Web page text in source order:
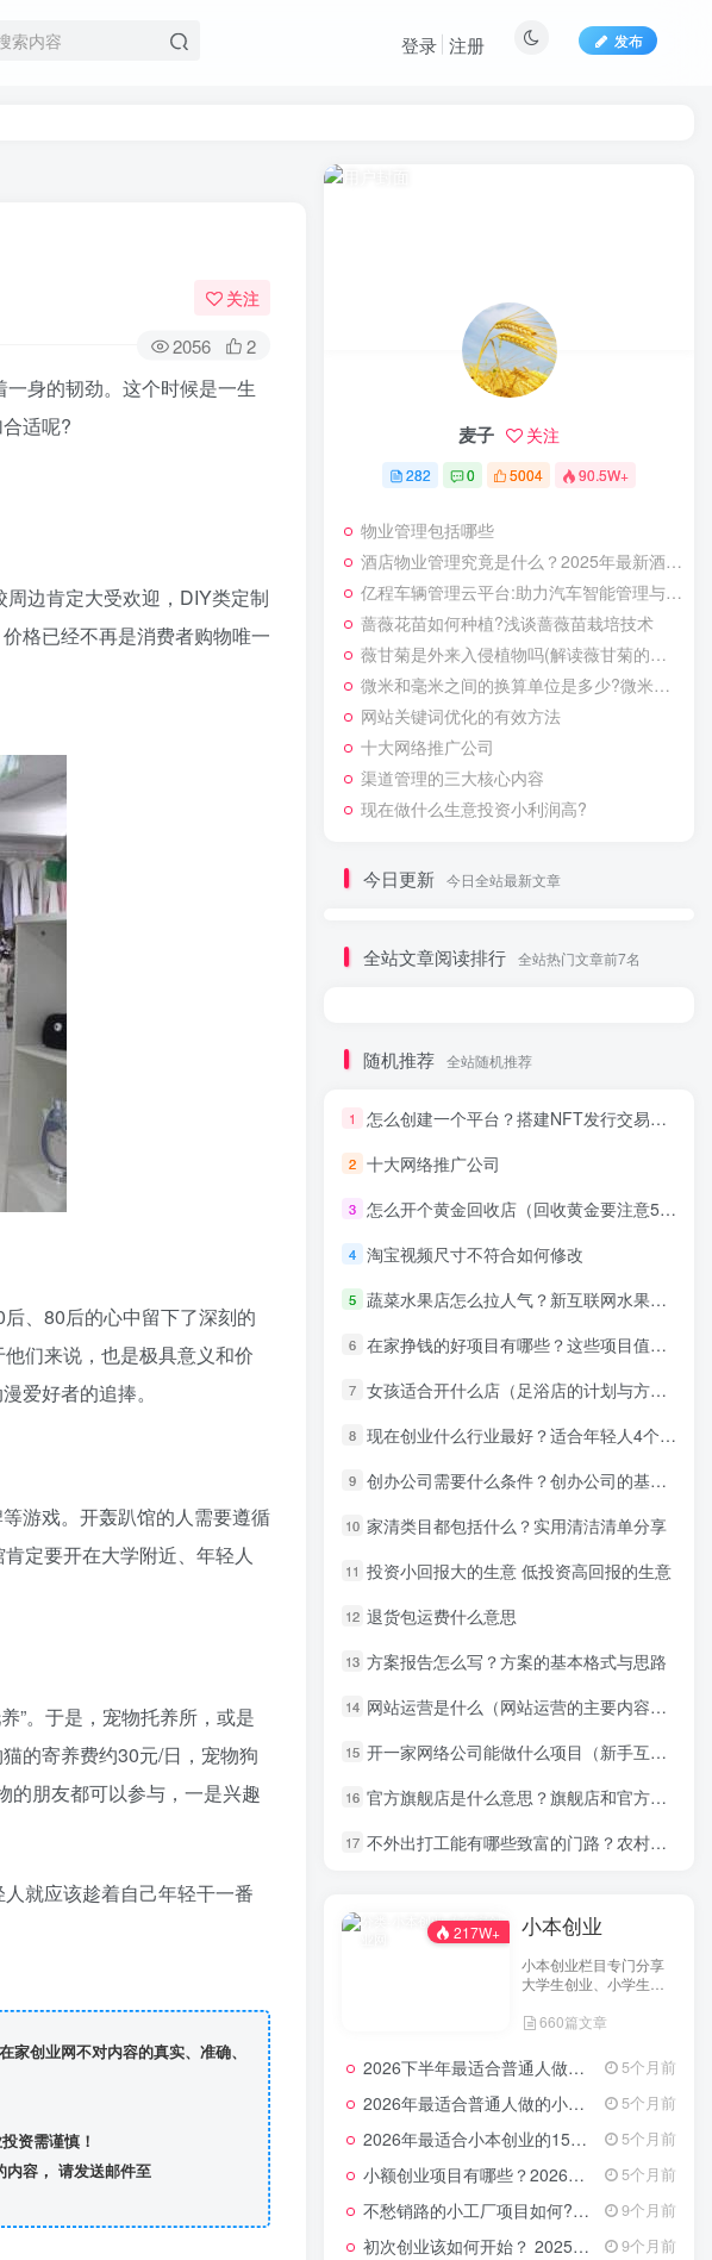
发布
登录 注册
关注
2056 2
身的韧劲。这个时候是一生
适呢?
边肯定大受欢迎，DIY类定制
格已经不再是消费者购物唯一
、80后的心中留下了深刻的
们来说，也是极具意义和价
爱好者的追捧。
游戏。开轰趴馆的人需要遵循
定要开在大学附近、年轻人
”。于是，宠物托养所，或是
的寄养费约30元/日，宠物狗
的朋友都可以参与，一是兴趣
就应该趁着自己年轻干一番
创业网不对内容的真实、准确、
资需谨慎！
内容， 请发送邮件至
麦子 关注
282 0 5004 90.5W+
物业管理包括哪些
酒店物业管理究竟是什么？2025年最新酒店物业管理的核心内容，让酒店运营管理更高效
亿程车辆管理云平台:助力汽车智能管理与车队调度系统优化，提升车辆运营数据价值
蔷薇花苗如何种植?浅谈蔷薇苗栽培技术
薇甘菊是外来入侵植物吗(解读薇甘菊的危害及其治理方案)
微米和毫米之间的换算单位是多少?微米与毫米的单位换算
网站关键词优化的有效方法
十大网络推广公司
渠道管理的三大核心内容
现在做什么生意投资小利润高?
今日更新 今日全站最新文章
全站文章阅读排行 全站热门文章前7名
随机推荐 全站随机推荐
1 怎么创建一个平台？搭建NFT发行交易平台七个步骤
2 十大网络推广公司
3 怎么开个黄金回收店（回收黄金要注意5个套路）
4 淘宝视频尺寸不符合如何修改
5 蔬菜水果店怎么拉人气？新互联网水果蔬菜超市经营技巧
6 在家挣钱的好项目有哪些？这些项目值的做！
7 女孩适合开什么店（足浴店的计划与方案）
8 现在创业什么行业最好？适合年轻人4个创业项目推荐
9 创办公司需要什么条件？创办公司的基本流程
10 家清类目都包括什么？实用清洁清单分享
11 投资小回报大的生意 低投资高回报的生意
12 退货包运费什么意思
13 方案报告怎么写？方案的基本格式与思路
14 网站运营是什么（网站运营的主要内容包括）
15 开一家网络公司能做什么项目（新手互联网创业项目）
16 官方旗舰店是什么意思？旗舰店和官方旗舰店区别
17 不外出打工能有哪些致富的门路？农村创业点子分享
217W+ 小本创业
小本创业栏目专门分享
大学生创业、小学生创
并为网友提供小成本创
经验分享。
660篇文章
2026下半年最适合普通人做的小生意！看完对你有收获，普通人也能月入过万的实战路子 5个月前
2026年最适合普通人做的小生意！看完对你有收获的实用清单 5个月前
2026年最适合小本创业的15大类20个项目，月入过万不是梦 5个月前
小额创业项目有哪些？2026年指南：低成本高回报的40个轻资产赛道全解析 5个月前
不愁销路的小工厂项目如何?2025年最新10种项目不愁销路 9个月前
初次创业该如何开始？ 2025年最新适合年轻人的低成本创业项目 9个月前